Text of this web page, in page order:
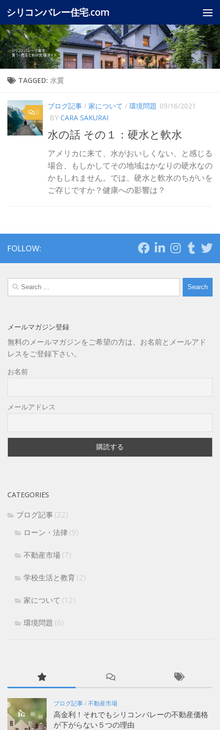
Skip to content
シリコンバレー住宅.com
TAGGED: 水質
0
ブログ記事 / 家について / 環境問題 09/16/2021
BY CARA SAKURAI
水の話 その１：硬水と軟水
アメリカに来て、水がおいしくない、と感じる
場合、もしかしてその地域はかなりの硬水なの
かもしれません。では、硬水と軟水のちがいを
ご存じですか？健康への影響は？
FOLLOW:
Search
for:
メールマガジン登録
無料のメールマガジンをご希望の方は、お名前とメールアド
レスをご登録下さい。
お名前
メールアドレス
CATEGORIES
ブログ記事 (22)
ローン・法律 (9)
不動産市場 (7)
学校生活と教育 (2)
家について (12)
環境問題 (6)
ブログ記事/不動産市場
高金利！それでもシリコンバレーの不動産価格
が下がらない５つの理由